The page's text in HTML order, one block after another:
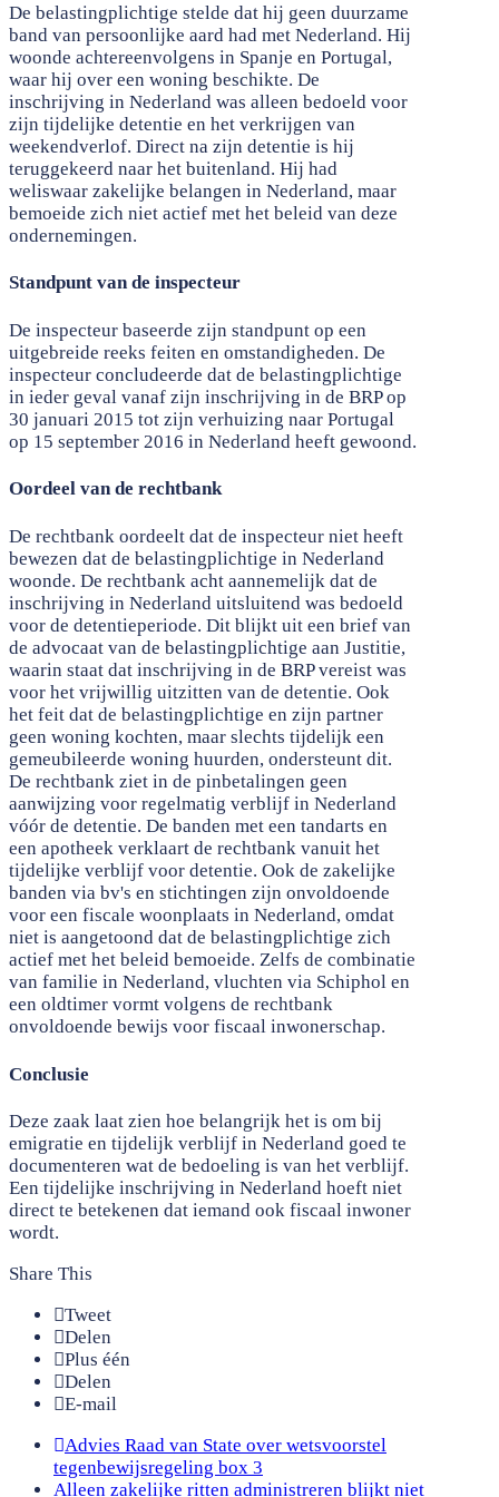
De belastingplichtige stelde dat hij geen duurzame
band van persoonlijke aard had met Nederland. Hij
woonde achtereenvolgens in Spanje en Portugal,
waar hij over een woning beschikte. De
inschrijving in Nederland was alleen bedoeld voor
zijn tijdelijke detentie en het verkrijgen van
weekendverlof. Direct na zijn detentie is hij
teruggekeerd naar het buitenland. Hij had
weliswaar zakelijke belangen in Nederland, maar
bemoeide zich niet actief met het beleid van deze
ondernemingen.
Standpunt van de inspecteur
De inspecteur baseerde zijn standpunt op een
uitgebreide reeks feiten en omstandigheden. De
inspecteur concludeerde dat de belastingplichtige
in ieder geval vanaf zijn inschrijving in de BRP op
30 januari 2015 tot zijn verhuizing naar Portugal
op 15 september 2016 in Nederland heeft gewoond.
Oordeel van de rechtbank
De rechtbank oordeelt dat de inspecteur niet heeft
bewezen dat de belastingplichtige in Nederland
woonde. De rechtbank acht aannemelijk dat de
inschrijving in Nederland uitsluitend was bedoeld
voor de detentieperiode. Dit blijkt uit een brief van
de advocaat van de belastingplichtige aan Justitie,
waarin staat dat inschrijving in de BRP vereist was
voor het vrijwillig uitzitten van de detentie. Ook
het feit dat de belastingplichtige en zijn partner
geen woning kochten, maar slechts tijdelijk een
gemeubileerde woning huurden, ondersteunt dit.
De rechtbank ziet in de pinbetalingen geen
aanwijzing voor regelmatig verblijf in Nederland
vóór de detentie. De banden met een tandarts en
een apotheek verklaart de rechtbank vanuit het
tijdelijke verblijf voor detentie. Ook de zakelijke
banden via bv's en stichtingen zijn onvoldoende
voor een fiscale woonplaats in Nederland, omdat
niet is aangetoond dat de belastingplichtige zich
actief met het beleid bemoeide. Zelfs de combinatie
van familie in Nederland, vluchten via Schiphol en
een oldtimer vormt volgens de rechtbank
onvoldoende bewijs voor fiscaal inwonerschap.
Conclusie
Deze zaak laat zien hoe belangrijk het is om bij
emigratie en tijdelijk verblijf in Nederland goed te
documenteren wat de bedoeling is van het verblijf.
Een tijdelijke inschrijving in Nederland hoeft niet
direct te betekenen dat iemand ook fiscaal inwoner
wordt.
Share This
Tweet
Delen
Plus één
Delen
E-mail
previous
post:
Advies Raad van State over wetsvoorstel
tegenbewijsregeling box 3
next
Alleen zakelijke ritten administreren blijkt niet